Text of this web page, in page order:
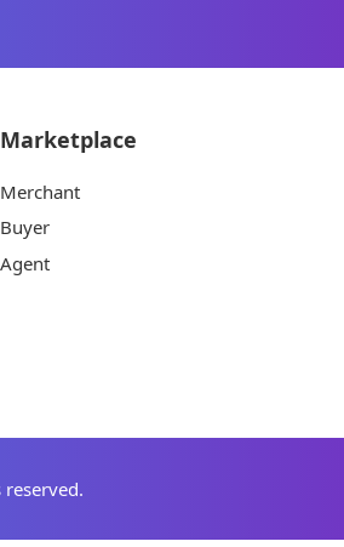
Marketplace
Merchant
Buyer
Agent